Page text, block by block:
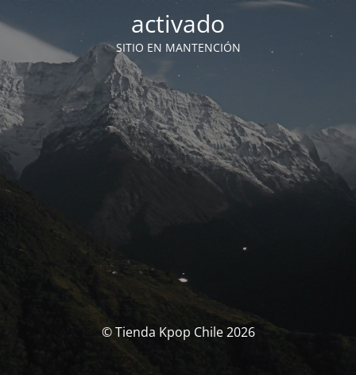
activado
SITIO EN MANTENCIÓN
© Tienda Kpop Chile 2026